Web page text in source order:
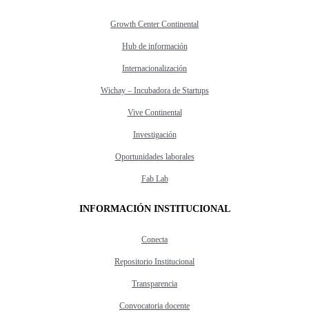
Growth Center Continental
Hub de información
Internacionalización
Wichay – Incubadora de Startups
Vive Continental
Investigación
Oportunidades laborales
Fab Lab
INFORMACIÓN INSTITUCIONAL
Conecta
Repositorio Institucional
Transparencia
Convocatoria docente